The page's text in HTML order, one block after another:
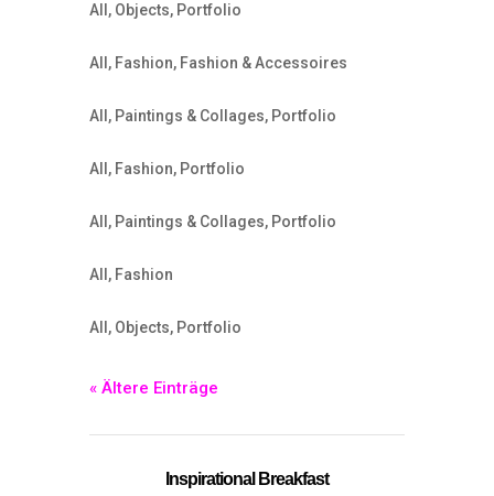
All , Objects, Portfolio
All , Fashion, Fashion & Accessoires
All , Paintings & Collages, Portfolio
All , Fashion, Portfolio
All , Paintings & Collages, Portfolio
All , Fashion
All , Objects, Portfolio
« Ältere Einträge
Inspirational Breakfast